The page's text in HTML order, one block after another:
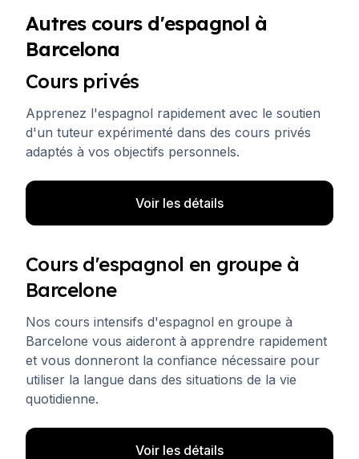
ferez bon usage!
Autres cours d'espagnol à
Barcelona
Cours privés
Apprenez l'espagnol rapidement avec le soutien
d'un tuteur expérimenté dans des cours privés
adaptés à vos objectifs personnels.
Voir les détails
Cours d'espagnol en groupe à
Barcelone
Nos cours intensifs d'espagnol en groupe à
Barcelone vous aideront à apprendre rapidement
et vous donneront la confiance nécessaire pour
utiliser la langue dans des situations de la vie
quotidienne.
Voir les détails